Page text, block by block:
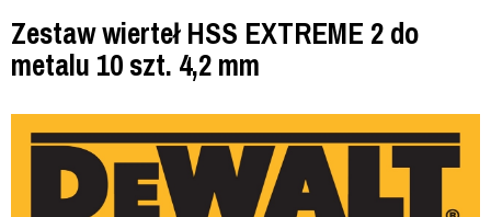
Zestaw wierteł HSS EXTREME 2 do
metalu 10 szt. 4,2 mm